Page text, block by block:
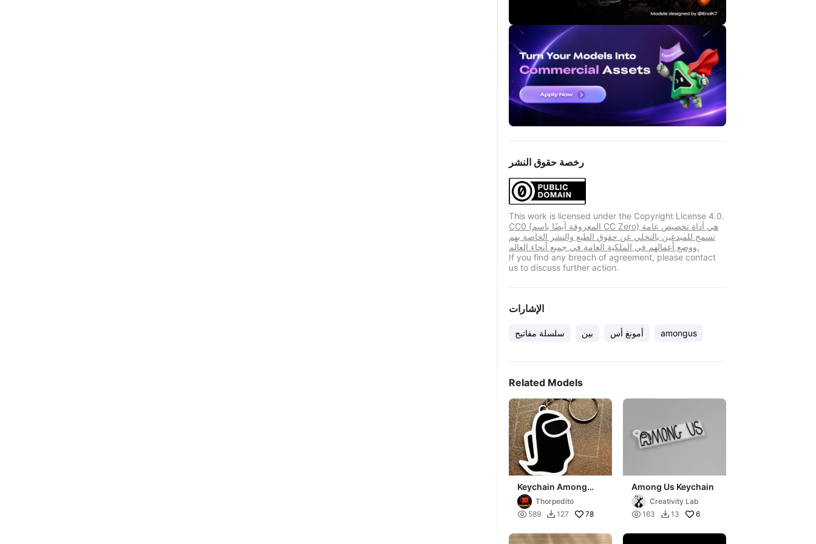
رخصة حقوق النشر
This work is licensed under the Copyright License 4.0.
CC0 (المعروفة أيضًا باسم CC Zero) هي أداة تخصيص عامة
تسمح للمبدعين بالتخلي عن حقوق الطبع والنشر الخاصة بهم
ووضع أعمالهم في الملكية العامة في جميع أنحاء العالم.
If you find any breach of agreement, please contact
us to discuss further action.
الإشارات
سلسلة مفاتيح بين أمونغ أس amongus
Related Models
Keychain Among
GhostThorpedito
 589  127 78
Among Us Keychain
Creativity Lab
 163  13 6